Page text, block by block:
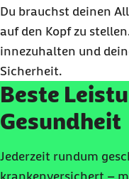
Du brauchst deinen
auf den Kopf zu
innezuhalten und
Sicherheit.
Beste
Gesundheit
Jederzeit rundum